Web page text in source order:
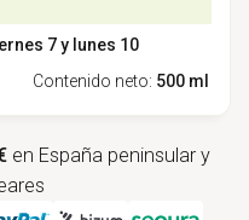
7 y lunes 10
Contenido neto: 500 ml
en España peninsular y